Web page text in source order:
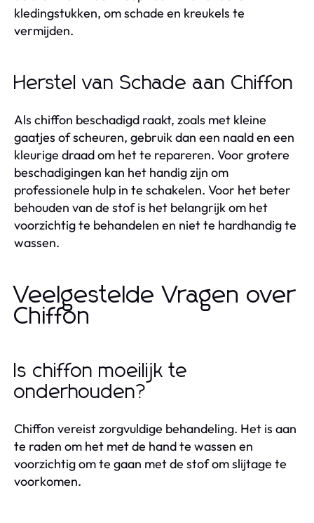
kledingstukken, om schade en kreukels te
vermijden.
Herstel van Schade aan Chiffon
Als chiffon beschadigd raakt, zoals met kleine
gaatjes of scheuren, gebruik dan een naald en een
kleurige draad om het te repareren. Voor grotere
beschadigingen kan het handig zijn om
professionele hulp in te schakelen. Voor het beter
behouden van de stof is het belangrijk om het
voorzichtig te behandelen en niet te hardhandig te
wassen.
Veelgestelde Vragen over
Chiffon
Is chiffon moeilijk te
onderhouden?
Chiffon vereist zorgvuldige behandeling. Het is aan
te raden om het met de hand te wassen en
voorzichtig om te gaan met de stof om slijtage te
voorkomen.